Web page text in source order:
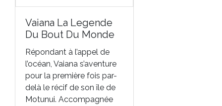
Vaiana La Legende
Du Bout Du Monde
Répondant à l’appel de
l’océan, Vaiana s’aventure
pour la première fois par-
delà le récif de son île de
Motunui. Accompagnée